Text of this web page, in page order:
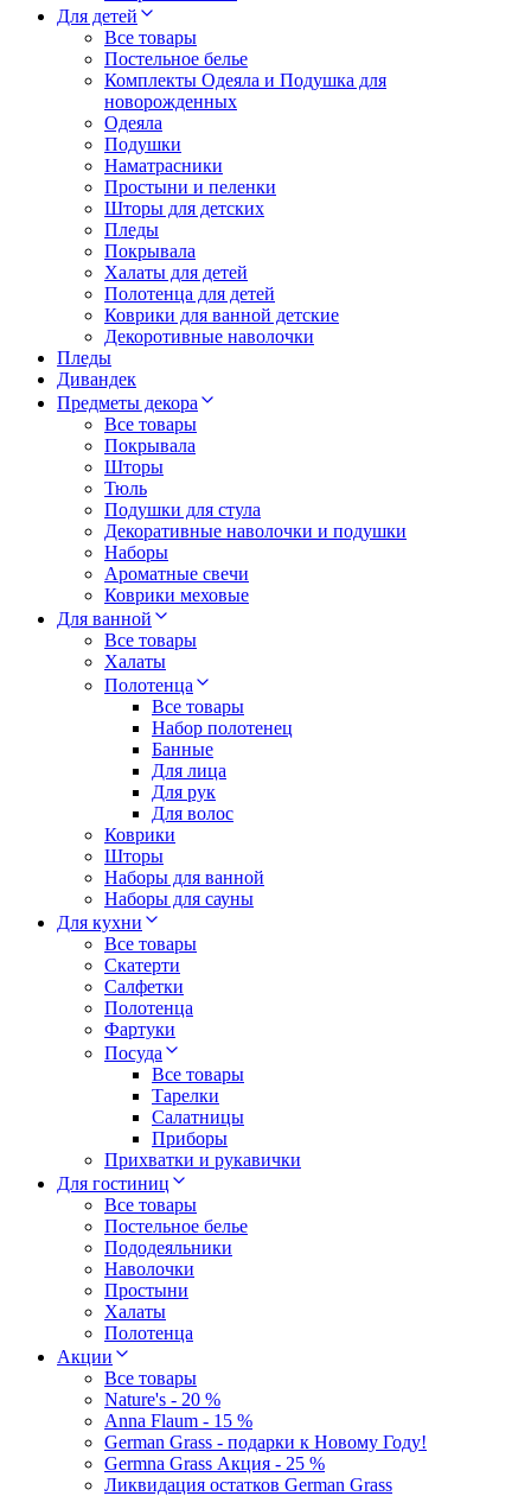
Для детей
Все товары
Постельное белье
Комплекты Одеяла и Подушка для
новорожденных
Одеяла
Подушки
Наматрасники
Простыни и пеленки
Шторы для детских
Пледы
Покрывала
Халаты для детей
Полотенца для детей
Коврики для ванной детские
Декоротивные наволочки
Пледы
Дивандек
Предметы декора
Все товары
Покрывала
Шторы
Тюль
Подушки для стула
Декоративные наволочки и подушки
Наборы
Ароматные свечи
Коврики меховые
Для ванной
Все товары
Халаты
Полотенца
Все товары
Набор полотенец
Банные
Для лица
Для рук
Для волос
Коврики
Шторы
Наборы для ванной
Наборы для сауны
Для кухни
Все товары
Скатерти
Салфетки
Полотенца
Фартуки
Посуда
Все товары
Тарелки
Салатницы
Приборы
Прихватки и рукавички
Для гостиниц
Все товары
Постельное белье
Пододеяльники
Наволочки
Простыни
Халаты
Полотенца
Акции
Все товары
Nature's - 20 %
Anna Flaum - 15 %
German Grass - подарки к Новому Году!
Germna Grass Акция - 25 %
Ликвидация остатков German Grass